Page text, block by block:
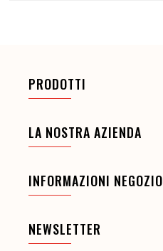
PRODOTTI
LA NOSTRA AZIENDA
INFORMAZIONI NEGOZIO
NEWSLETTER